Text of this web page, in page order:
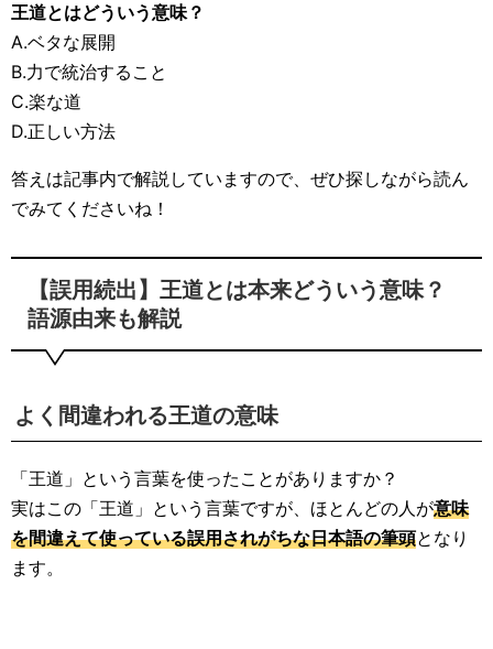
王道とはどういう意味？
A.ベタな展開
B.力で統治すること
C.楽な道
D.正しい方法
答えは記事内で解説していますので、ぜひ探しながら読ん
でみてくださいね！
【誤用続出】王道とは本来どういう意味？
語源由来も解説
よく間違われる王道の意味
「王道」という言葉を使ったことがありますか？
実はこの「王道」という言葉ですが、ほとんどの人が意味
を間違えて使っている誤用されがちな日本語の筆頭となり
ます。